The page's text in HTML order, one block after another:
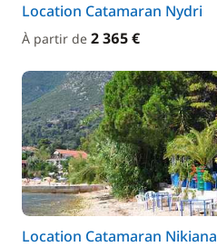
Location Catamaran Nydri
À partir de 2 365 €
Location Catamaran Nikiana